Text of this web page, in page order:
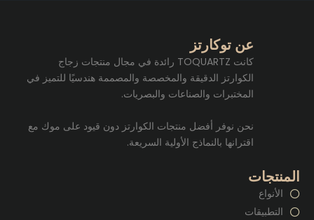
عن توكارتز
كانت TOQUARTZ رائدة في مجال منتجات زجاج
الكوارتز الدقيقة والمخصصة والمصممة هندسيًا للتميز في
المختبرات والصناعات والبصريات.
نحن نوفر أفضل منتجات الكوارتز دون قيود على موك مع
اقترانها بالنماذج الأولية السريعة.
المنتجات
الأنواع
التطبيقات